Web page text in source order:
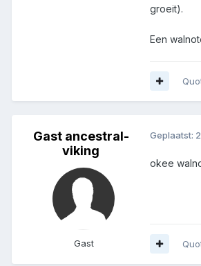
groeit).
Een
Gast ancestral-
viking
Gast
Geplaatst:
okee